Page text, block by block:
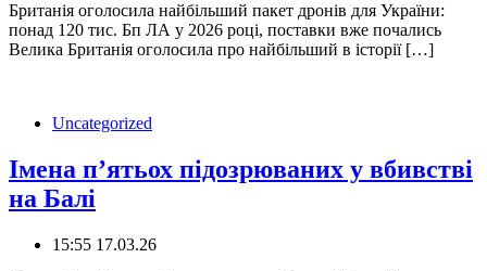
Британія оголосила найбільший пакет дронів для України:
понад 120 тис. Бп ЛА у 2026 році, поставки вже почались
Велика Британія оголосила про найбільший в історії […]
Uncategorized
Імена п’ятьох підозрюваних у вбивстві
на Балі
15:55 17.03.26